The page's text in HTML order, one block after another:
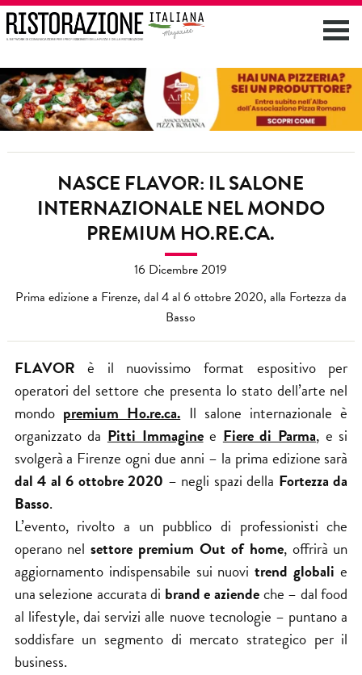
NASCE FLAVOR: IL SALONE
INTERNAZIONALE NEL MONDO
PREMIUM HO.RE.CA.
16 Dicembre 2019
Prima edizione a Firenze, dal 4 al 6 ottobre 2020, alla Fortezza da
Basso
FLAVOR è il nuovissimo format espositivo per
operatori del settore che presenta lo stato dell’arte nel
mondo premium Ho.re.ca.Il salone internazionale è
organizzato daPitti ImmagineeFiere di Parma, e si
svolgerà a Firenze ogni due anni – la prima edizione sarà
dal 4 al 6 ottobre 2020 – negli spazi della Fortezza da
Basso.
L’evento, rivolto a un pubblico di professionisti che
operano nelsettore premium Out of home, offrirà un
aggiornamento indispensabile sui nuovitrend globali e
una selezione accurata di brand e aziendeche – dal food
al lifestyle, dai servizi alle nuove tecnologie – puntano a
soddisfare un segmento di mercato strategico per il
business.